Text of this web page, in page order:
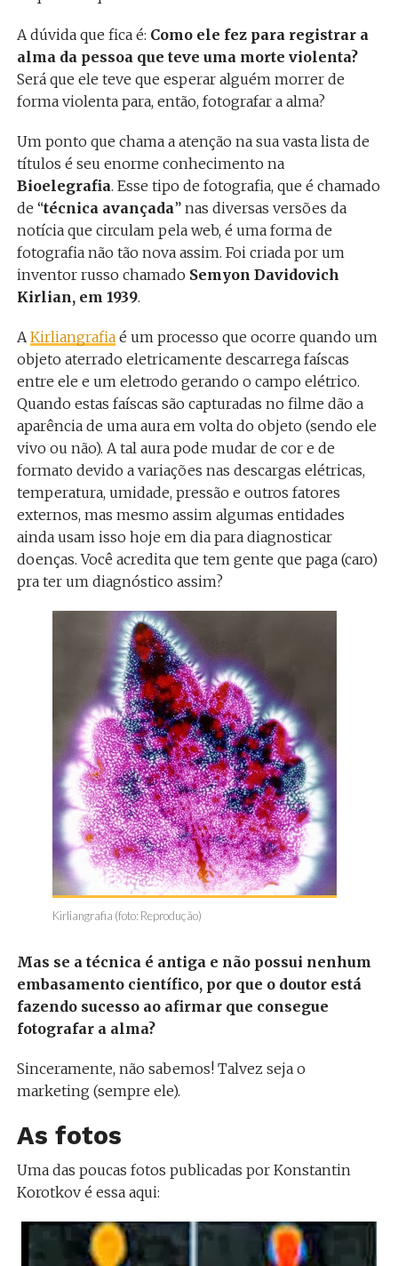
A dúvida que fica é: Como ele fez para registrar a
alma da pessoa que teve uma morte violenta?
Será que ele teve que esperar alguém morrer de
forma violenta para, então, fotografar a alma?
Um ponto que chama a atenção na sua vasta lista de
títulos é seu enorme conhecimento na
Bioelegrafia. Esse tipo de fotografia, que é chamado
de “técnica avançada” nas diversas versões da
notícia que circulam pela web, é uma forma de
fotografia não tão nova assim. Foi criada por um
inventor russo chamado Semyon Davidovich
Kirlian, em 1939.
A Kirliangrafiaé um processo que ocorre quando um
objeto aterrado eletricamente descarrega faíscas
entre ele e um eletrodo gerando o campo elétrico.
Quando estas faíscas são capturadas no filme dão a
aparência de uma aura em volta do objeto (sendo ele
vivo ou não). A tal aura pode mudar de cor e de
formato devido a variações nas descargas elétricas,
temperatura, umidade, pressão e outros fatores
externos, mas mesmo assim algumas entidades
ainda usam isso hoje em dia para diagnosticar
doenças. Você acredita que tem gente que paga (caro)
pra ter um diagnóstico assim?
Kirliangrafia (foto: Reprodução)
Mas se a técnica é antiga e não possui nenhum
embasamento científico, por que o doutor está
fazendo sucesso ao afirmar que consegue
fotografar a alma?
Sinceramente, não sabemos! Talvez seja o
marketing (sempre ele).
As fotos
Uma das poucas fotos publicadas por Konstantin
Korotkov é essa aqui: